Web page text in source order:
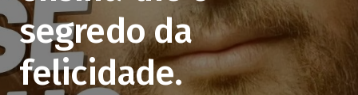
segredo da
felicidade.